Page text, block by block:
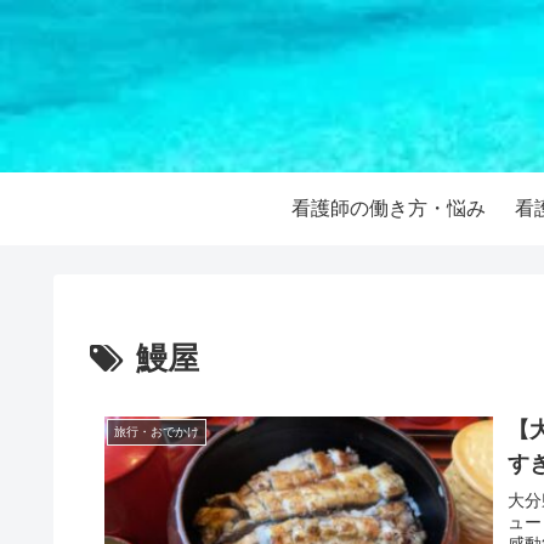
看護師の働き方・悩み 看
鰻屋
旅行・おでかけ
す
大
ュ